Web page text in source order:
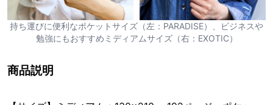
持ち運びに便利なポケットサイズ（左：PARADISE）、ビジネスや
勉強にもおすすめミディアムサイズ（右：EXOTIC）
商品説明